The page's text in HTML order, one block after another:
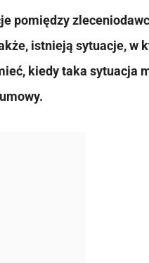
pomiędzy
istnieją sytuacje, w
kiedy taka sytuacja